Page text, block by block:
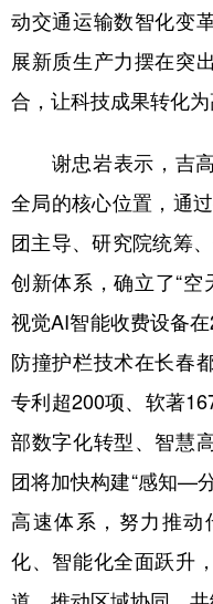
动交通运输数智化变
展新质生产力摆在突
合，让科技成果转化为
谢忠岩表示，吉高
全局的核心位置，通
团主导、研究院统筹
创新体系，确立了“空
视觉AI智能收费设备
防撞护栏技术在长春
专利超200项、软著
部数字化转型、智慧
团将加快构建“感知—
高速体系，努力推
化、智能化全面跃升